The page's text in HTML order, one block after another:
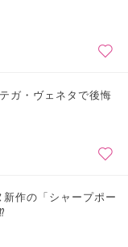
ガ・ヴェネタで後悔
作の「シャープポー